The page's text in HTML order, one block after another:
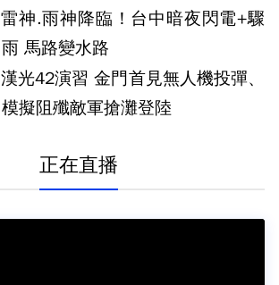
雷神.雨神降臨！台中暗夜閃電+驟
雨 馬路變水路
漢光42演習 金門首見無人機投彈、
模擬阻殲敵軍搶灘登陸
正在直播